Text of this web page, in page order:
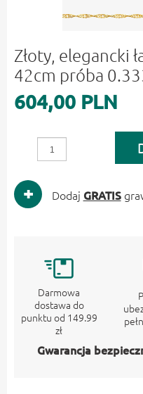
Złoty, elegancki
42cm próba
604,00 PLN
Dodaj GRATIS
Darmowa
dostawa do
punktu od 149.99
zł
Gwarancja